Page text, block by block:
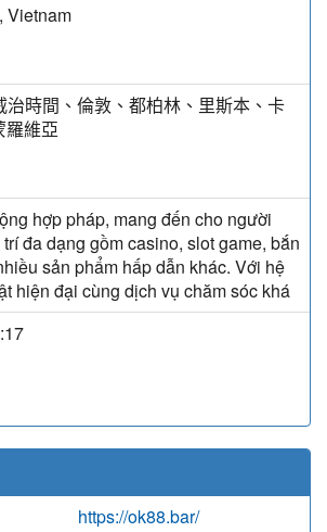
Vietnam
治時間、倫敦、都柏林、里斯本、卡
羅維亞
hợp pháp, mang đến cho người
đa dạng gồm casino, slot game, bắn
sản phẩm hấp dẫn khác. Với hệ
hiện đại cùng dịch vụ chăm sóc khá
https://ok88.bar/